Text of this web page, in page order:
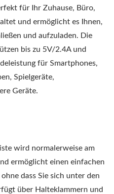
für Ihr Zuhause, Büro,
und ermöglicht es Ihnen,
und aufzuladen. Die
bis zu 5V/2.4A und
für Smartphones,
Spielgeräte,
Geräte.
wird normalerweise am
ermöglicht einen einfachen
dass Sie sich unter den
über Halteklammern und